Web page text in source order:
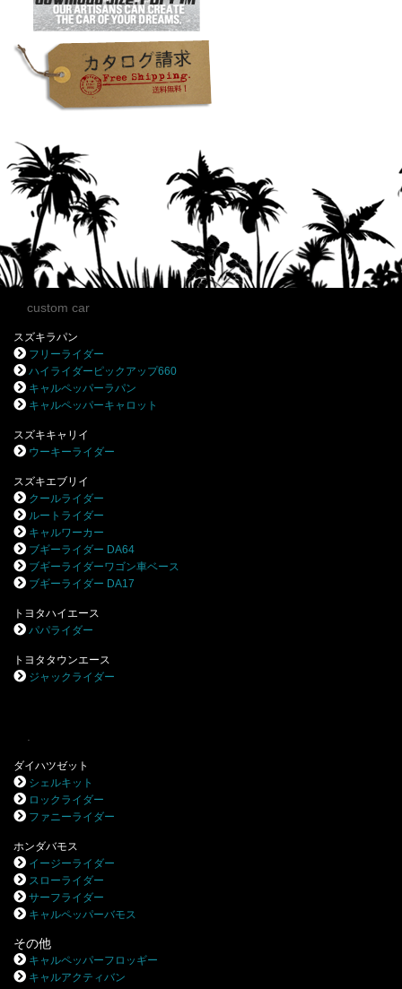
custom car
スズキラパン
フリーライダー
ハイライダーピックアップ660
キャルペッパーラパン
キャルペッパーキャロット
スズキキャリイ
ウーキーライダー
スズキエブリイ
クールライダー
ルートライダー
キャルワーカー
ブギーライダー DA64
ブギーライダーワゴン車ベース
ブギーライダー DA17
トヨタハイエース
パパライダー
トヨタタウンエース
ジャックライダー
ダイハツゼット
シェルキット
ロックライダー
ファニーライダー
ホンダバモス
イージーライダー
スローライダー
サーフライダー
キャルペッパーバモス
その他
キャルペッパーフロッギー
キャルアクティバン